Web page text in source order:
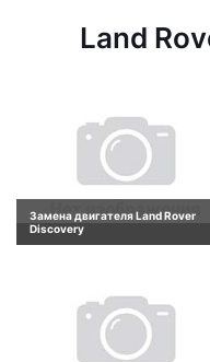
Land
Замена двигателя Land Rover
Discovery